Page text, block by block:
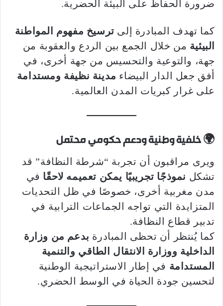
ضرورة الحفاظ على البيئة الحضرية.
كما تهدف المبادرة إلى ترسيخ مفهوم المواطنة
البيئية من خلال الجمع بين الردع والعقوبة من
جهة، والتوعية والتحسيس من جهة أخرى، في
أفق جعل الدار البيضاء مدينة نظيفة ومستدامة
على غرار كبريات المدن العالمية.
🌍 خلفية وطنية ودعم حكومي محتمل
ويرى مراقبون أن تجربة “شرطة النظافة” قد
تشكل نموذجًا تجريبيًا يمكن تعميمه لاحقًا في
مدن مغربية أخرى، خصوصًا في ظل التحديات
المتزايدة التي تواجه الجماعات الترابية في
تدبير قطاع النظافة.
كما يُنتظر أن تحظى المبادرة بدعم من وزارة
الداخلية ووزارة الانتقال الطاقي والتنمية
المستدامة في إطار الاستراتيجية الوطنية
لتحسين جودة الحياة في الوسط الحضري.